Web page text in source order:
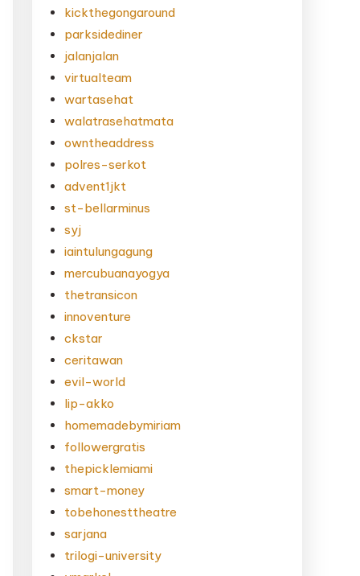
kickthegongaround
parksidediner
jalanjalan
virtualteam
wartasehat
walatrasehatmata
owntheaddress
polres-serkot
advent1jkt
st-bellarminus
syj
iaintulungagung
mercubuanayogya
thetransicon
innoventure
ckstar
ceritawan
evil-world
lip-akko
homemadebymiriam
followergratis
thepicklemiami
smart-money
tobehonesttheatre
sarjana
trilogi-university